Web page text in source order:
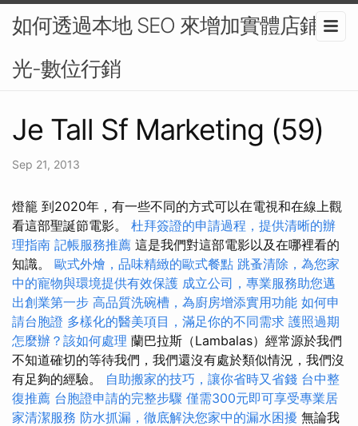
如何透過本地 SEO 來增加實體店鋪曝
光-數位行銷
Je Tall Sf Marketing (59)
Sep 21, 2013
燈籠 到2020年，有一些不同的方式可以在電視和在線上觀
看這部聖誕節電影。 杜拜簽證的申請過程，提供清晰的辦
理指南 記帳服務推薦 這是我們對這部電影以及在哪裡看的
知識。 歐式外燴，品味精緻的歐式餐點 跳蚤清除，為您家
中的寵物與環境提供有效保護 成立公司，專業服務助您邁
出創業第一步 高品質洗碗槽，為廚房增添實用功能 如何申
請台胞證 多樣化的醫美項目，滿足你的不同需求 護照過期
怎麼辦？該如何處理 蘭巴拉斯（Lambalas）經常源於我們
不知道確切的等待我們，我們還沒有處於類似情況，我們沒
有足夠的經驗。 自助搬家的技巧，讓你省時又省錢 台中整
復推薦 台胞證申請的完整步驟 僅需300元即可享受專業居
家清潔服務 防水抓漏，徹底解決您家中的漏水困擾 無論我